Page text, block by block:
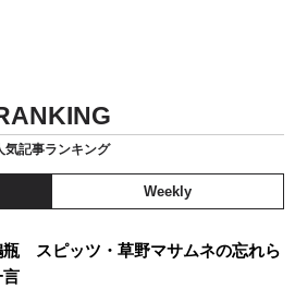
気記事ランキング
Weekly
瓶 スピッツ・草野マサムネの忘れら
言